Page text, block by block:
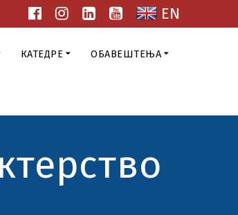
EN
КАТЕДРЕ ОБАВЕШТЕЊА